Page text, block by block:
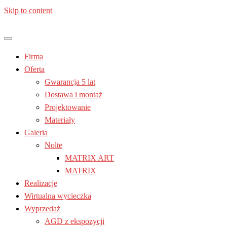
Skip to content
Meble kuchenne – Laura | Nolte
| Lublin
Firma
Oferta
Gwarancja 5 lat
Dostawa i montaż
Projektowanie
Materiały
Galeria
Nolte
MATRIX ART
MATRIX
Realizacje
Wirtualna wycieczka
Wyprzedaż
AGD z ekspozycji